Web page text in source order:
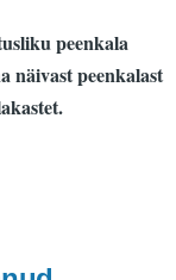
peenkala
näivast peenkalast